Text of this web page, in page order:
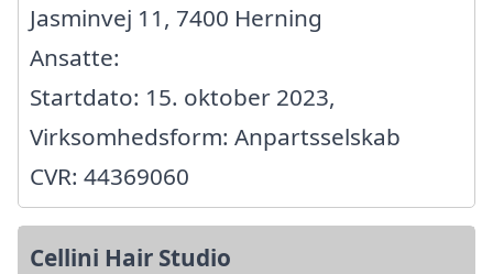
Jasminvej 11, 7400 Herning
Ansatte:
Startdato: 15. oktober 2023,
Virksomhedsform: Anpartsselskab
CVR: 44369060
Cellini Hair Studio